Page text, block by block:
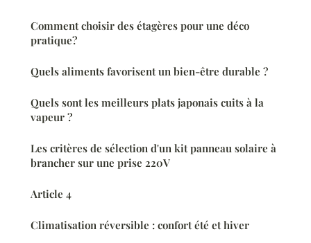
Comment choisir des étagères pour une déco
pratique?
Quels aliments favorisent un bien-être durable ?
Quels sont les meilleurs plats japonais cuits à la
vapeur ?
Les critères de sélection d'un kit panneau solaire à
brancher sur une prise 220V
Article 4
Climatisation réversible : confort été et hiver